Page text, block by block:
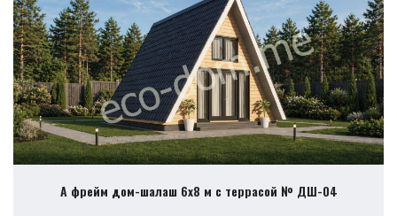
А фрейм дом-шалаш 6х8 м с террасой № ДШ-04